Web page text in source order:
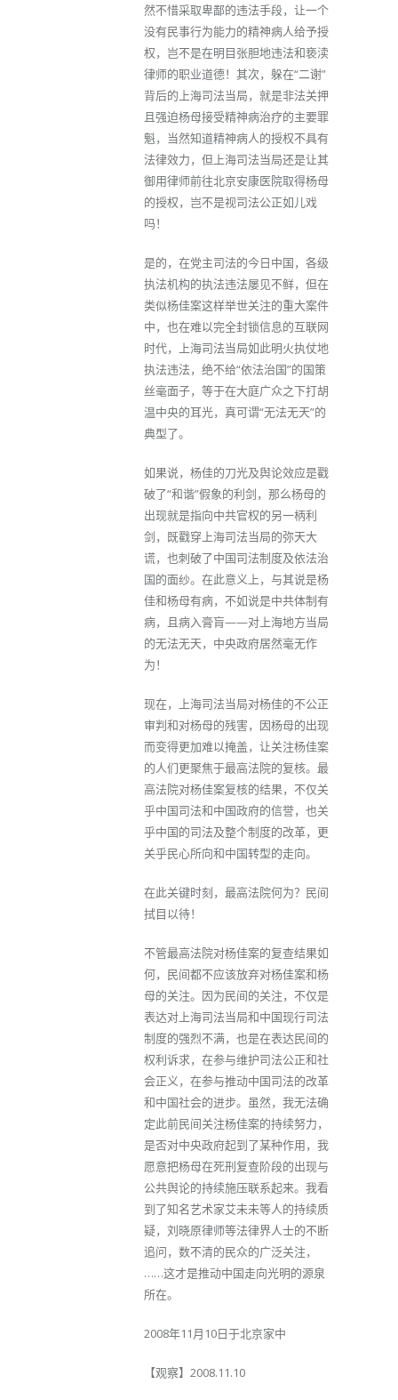
然不惜采取卑鄙的违法手段，让一个
没有民事行为能力的精神病人给予授
权，岂不是在明目张胆地违法和亵渎
律师的职业道德！其次，躲在“二谢”
背后的上海司法当局，就是非法关押
且强迫杨母接受精神病治疗的主要罪
魁，当然知道精神病人的授权不具有
法律效力，但上海司法当局还是让其
御用律师前往北京安康医院取得杨母
的授权，岂不是视司法公正如儿戏
吗！
是的，在党主司法的今日中国，各级
执法机构的执法违法屡见不鲜，但在
类似杨佳案这样举世关注的重大案件
中，也在难以完全封锁信息的互联网
时代，上海司法当局如此明火执仗地
执法违法，绝不给“依法治国”的国策
丝毫面子，等于在大庭广众之下打胡
温中央的耳光，真可谓“无法无天”的
典型了。
如果说，杨佳的刀光及舆论效应是戳
破了“和谐”假象的利剑，那么杨母的
出现就是指向中共官权的另一柄利
剑，既戳穿上海司法当局的弥天大
谎，也刺破了中国司法制度及依法治
国的面纱。在此意义上，与其说是杨
佳和杨母有病，不如说是中共体制有
病，且病入膏肓——对上海地方当局
的无法无天，中央政府居然毫无作
为！
现在，上海司法当局对杨佳的不公正
审判和对杨母的残害，因杨母的出现
而变得更加难以掩盖，让关注杨佳案
的人们更聚焦于最高法院的复核。最
高法院对杨佳案复核的结果，不仅关
乎中国司法和中国政府的信誉，也关
乎中国的司法及整个制度的改革，更
关乎民心所向和中国转型的走向。
在此关键时刻，最高法院何为？民间
拭目以待！
不管最高法院对杨佳案的复查结果如
何，民间都不应该放弃对杨佳案和杨
母的关注。因为民间的关注，不仅是
表达对上海司法当局和中国现行司法
制度的强烈不满，也是在表达民间的
权利诉求，在参与维护司法公正和社
会正义，在参与推动中国司法的改革
和中国社会的进步。虽然，我无法确
定此前民间关注杨佳案的持续努力，
是否对中央政府起到了某种作用，我
愿意把杨母在死刑复查阶段的出现与
公共舆论的持续施压联系起来。我看
到了知名艺术家艾未未等人的持续质
疑，刘晓原律师等法律界人士的不断
追问，数不清的民众的广泛关注，
……这才是推动中国走向光明的源泉
所在。
2008年11月10日于北京家中
【观察】2008.11.10